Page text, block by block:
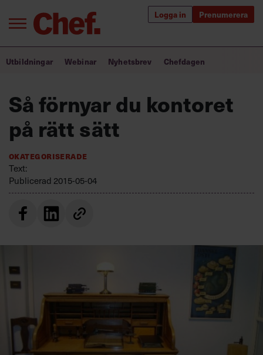
Logga in Prenumerera
Annonsera
Kontakta oss
Villkor och policy för
personuppgiftsbehandling
Sök
efter:
Bra ledare förändrar världen
Innehåll från Chef
Utbildning för ledare
Chefakademin+
Utbildningar Webinar Nyhetsbrev Chefdagen
Så förnyar du kontoret
på rätt sätt
Okategoriserade
Text:
Publicerad 2015-05-04